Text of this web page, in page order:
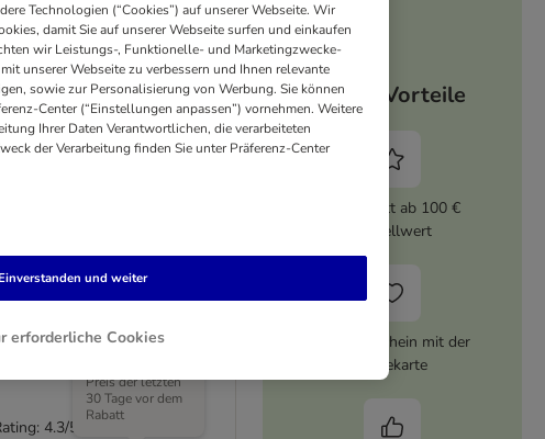
Basics
Preis der letzten
30 Tage vor dem
Rabatt
4.3/5
Deine Vorteile
5% Rabatt ab 100 €
Bestellwert
10 € Gutschein mit der
Treuekarte
Technologien (“Cookies”) auf unserer Webseite. Wir
damit Sie auf unserer Webseite surfen und einkaufen
wir Leistungs-, Funktionelle- und Marketingzwecke-
unserer Webseite zu verbessern und Ihnen relevante
sowie zur Personalisierung von Werbung. Sie können
Center (“Einstellungen anpassen”) vornehmen. Weitere
Ihrer Daten Verantwortlichen, die verarbeiteten
der Verarbeitung finden Sie unter Präferenz-Center
erforderliche Cookies
und weiter